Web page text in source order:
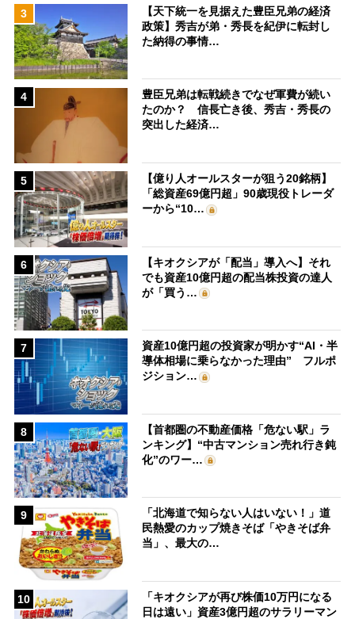
3
【天下統一を見据えた豊臣兄弟の経済
政策】秀吉が弟・秀長を紀伊に転封し
た納得の事情…
4
豊臣兄弟は転戦続きでなぜ軍費が続い
たのか？ 信長亡き後、秀吉・秀長の
突出した経済…
5
【億り人オールスターが狙う20銘柄】
「総資産69億円超」90歳現役トレーダ
ーから“10…
6
【キオクシアが「配当」導入へ】それ
でも資産10億円超の配当株投資の達人
が「買う…
7
資産10億円超の投資家が明かす“AI・半
導体相場に乗らなかった理由” フルポ
ジション…
8
【首都圏の不動産価格「危ない駅」ラ
ンキング】“中古マンション売れ行き鈍
化”のワー…
9
「北海道で知らない人はいない！」道
民熱愛のカップ焼きそば「やきそば弁
当」、最大の…
10
「キオクシアが再び株価10万円になる
日は遠い」資産3億円超のサラリーマン